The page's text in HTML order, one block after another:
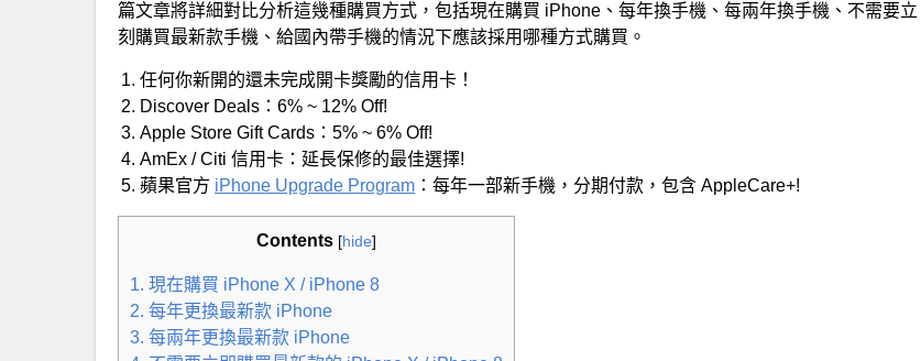
篇文章將詳細對比分析這幾種購買方式，包括現在購買 iPhone、每年換手機、每兩年換手機、不需要立
刻購買最新款手機、給國內帶手機的情況下應該採用哪種方式購買。
任何你新開的還未完成開卡獎勵的信用卡！
Discover Deals：6% ~ 12% Off!
Apple Store Gift Cards：5% ~ 6% Off!
AmEx / Citi 信用卡：延長保修的最佳選擇!
蘋果官方 iPhone Upgrade Program ：每年一部新手機，分期付款，包含 AppleCare+!
Contents [hide]
1. 現在購買 iPhone X / iPhone 8
2. 每年更換最新款 iPhone
3. 每兩年更換最新款 iPhone